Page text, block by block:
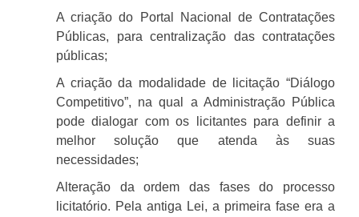
A criação do Portal Nacional de Contratações
Públicas, para centralização das contratações
públicas;
A criação da modalidade de licitação “Diálogo
Competitivo”, na qual a Administração Pública
pode dialogar com os licitantes para definir a
melhor solução que atenda às suas
necessidades;
Alteração da ordem das fases do processo
licitatório. Pela antiga Lei, a primeira fase era a